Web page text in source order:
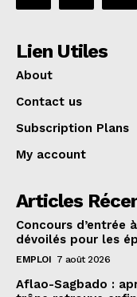
Lien Utiles
About
Contact us
Subscription Plans
My account
Articles
Concours d’entrée
dévoilés pour les
EMPLOI 7 août 2026
Aflao-Sagbado :